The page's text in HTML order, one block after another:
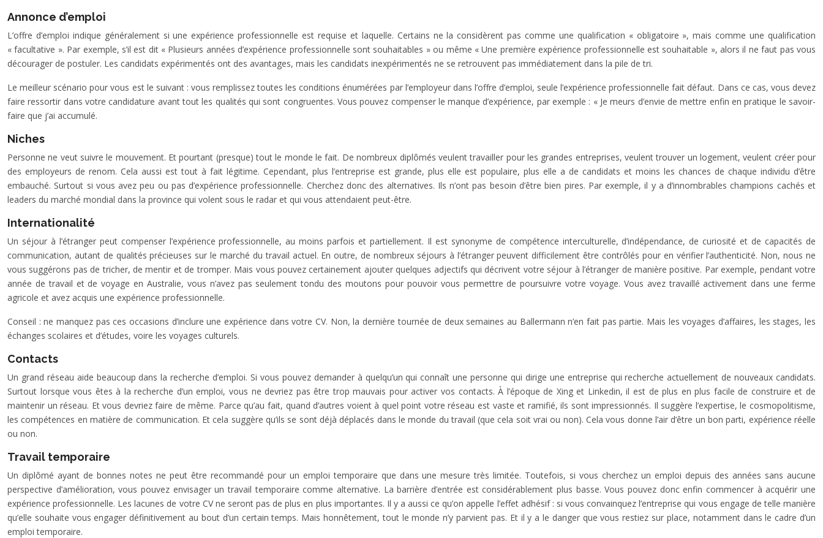
Annonce d’emploi
L’offre d’emploi indique généralement si une expérience professionnelle est requise et laquelle. Certains ne la considèrent pas comme une qualification « obligatoire », mais comme une qualification
« facultative ». Par exemple, s’il est dit « Plusieurs années d’expérience professionnelle sont souhaitables » ou même « Une première expérience professionnelle est souhaitable », alors il ne faut pas vous
décourager de postuler. Les candidats expérimentés ont des avantages, mais les candidats inexpérimentés ne se retrouvent pas immédiatement dans la pile de tri.
Le meilleur scénario pour vous est le suivant : vous remplissez toutes les conditions énumérées par l’employeur dans l’offre d’emploi, seule l’expérience professionnelle fait défaut. Dans ce cas, vous devez
faire ressortir dans votre candidature avant tout les qualités qui sont congruentes. Vous pouvez compenser le manque d’expérience, par exemple : « Je meurs d’envie de mettre enfin en pratique le savoir-
faire que j’ai accumulé.
Niches
Personne ne veut suivre le mouvement. Et pourtant (presque) tout le monde le fait. De nombreux diplômés veulent travailler pour les grandes entreprises, veulent trouver un logement, veulent créer pour
des employeurs de renom. Cela aussi est tout à fait légitime. Cependant, plus l’entreprise est grande, plus elle est populaire, plus elle a de candidats et moins les chances de chaque individu d’être
embauché. Surtout si vous avez peu ou pas d’expérience professionnelle. Cherchez donc des alternatives. Ils n’ont pas besoin d’être bien pires. Par exemple, il y a d’innombrables champions cachés et
leaders du marché mondial dans la province qui volent sous le radar et qui vous attendaient peut-être.
Internationalité
Un séjour à l’étranger peut compenser l’expérience professionnelle, au moins parfois et partiellement. Il est synonyme de compétence interculturelle, d’indépendance, de curiosité et de capacités de
communication, autant de qualités précieuses sur le marché du travail actuel. En outre, de nombreux séjours à l’étranger peuvent difficilement être contrôlés pour en vérifier l’authenticité. Non, nous ne
vous suggérons pas de tricher, de mentir et de tromper. Mais vous pouvez certainement ajouter quelques adjectifs qui décrivent votre séjour à l’étranger de manière positive. Par exemple, pendant votre
année de travail et de voyage en Australie, vous n’avez pas seulement tondu des moutons pour pouvoir vous permettre de poursuivre votre voyage. Vous avez travaillé activement dans une ferme
agricole et avez acquis une expérience professionnelle.
Conseil : ne manquez pas ces occasions d’inclure une expérience dans votre CV. Non, la dernière tournée de deux semaines au Ballermann n’en fait pas partie. Mais les voyages d’affaires, les stages, les
échanges scolaires et d’études, voire les voyages culturels.
Contacts
Un grand réseau aide beaucoup dans la recherche d’emploi. Si vous pouvez demander à quelqu’un qui connaît une personne qui dirige une entreprise qui recherche actuellement de nouveaux candidats.
Surtout lorsque vous êtes à la recherche d’un emploi, vous ne devriez pas être trop mauvais pour activer vos contacts. À l’époque de Xing et Linkedin, il est de plus en plus facile de construire et de
maintenir un réseau. Et vous devriez faire de même. Parce qu’au fait, quand d’autres voient à quel point votre réseau est vaste et ramifié, ils sont impressionnés. Il suggère l’expertise, le cosmopolitisme,
les compétences en matière de communication. Et cela suggère qu’ils se sont déjà déplacés dans le monde du travail (que cela soit vrai ou non). Cela vous donne l’air d’être un bon parti, expérience réelle
ou non.
Travail temporaire
Un diplômé ayant de bonnes notes ne peut être recommandé pour un emploi temporaire que dans une mesure très limitée. Toutefois, si vous cherchez un emploi depuis des années sans aucune
perspective d’amélioration, vous pouvez envisager un travail temporaire comme alternative. La barrière d’entrée est considérablement plus basse. Vous pouvez donc enfin commencer à acquérir une
expérience professionnelle. Les lacunes de votre CV ne seront pas de plus en plus importantes. Il y a aussi ce qu’on appelle l’effet adhésif : si vous convainquez l’entreprise qui vous engage de telle manière
qu’elle souhaite vous engager définitivement au bout d’un certain temps. Mais honnêtement, tout le monde n’y parvient pas. Et il y a le danger que vous restiez sur place, notamment dans le cadre d’un
emploi temporaire.